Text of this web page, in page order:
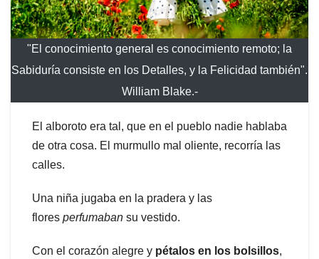
"El conocimiento general es conocimiento remoto; la
Sabiduría consiste en los Detalles, y la Felicidad también".
William Blake.-
El alboroto era tal, que en el pueblo nadie hablaba
de otra cosa. El murmullo mal oliente, recorría las
calles.
Una niña jugaba en la pradera y las
flores perfumaban su vestido.
Con el corazón alegre y pétalos en los bolsillos,